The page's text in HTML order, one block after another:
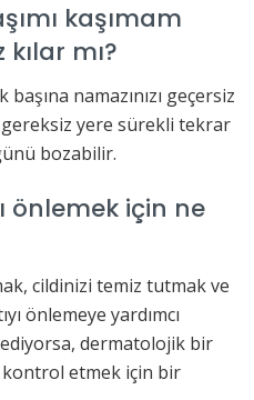
kaşımam
mı?
başına namazınızı geçersiz
yere sürekli tekrar
bozabilir.
önlemek için ne
cildinizi temiz tutmak ve
önlemeye yardımcı
ediyorsa, dermatolojik bir
kontrol etmek için bir